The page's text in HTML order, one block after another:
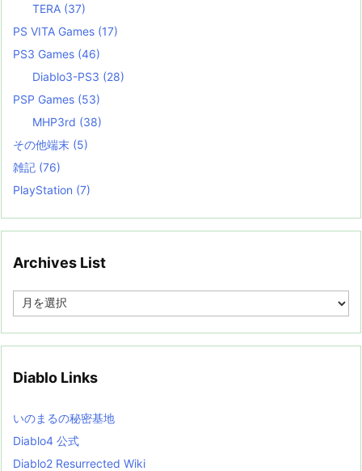
TERA (37)
PS VITA Games (17)
PS3 Games (46)
Diablo3-PS3 (28)
PSP Games (53)
MHP3rd (38)
その他端末 (5)
雑記 (76)
PlayStation (7)
Archives List
e
i
s
t
Diablo Links
いのまるの秘密基地
Diablo4 公式
Diablo2 Resurrected Wiki